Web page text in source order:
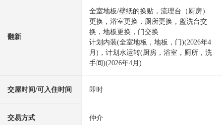
翻新
全室地板/壁纸的换贴，流理台（厨房）
更换，浴室更换，厕所更换，盥洗台交
换，地板更换，门交换
计划内装(全室地板，地板，门)(2026年4
月)，计划水运转(厨房，浴室，厕所，洗
手间)(2026年4月)
交屋时间/可入住时间 即时
交易方式 仲介